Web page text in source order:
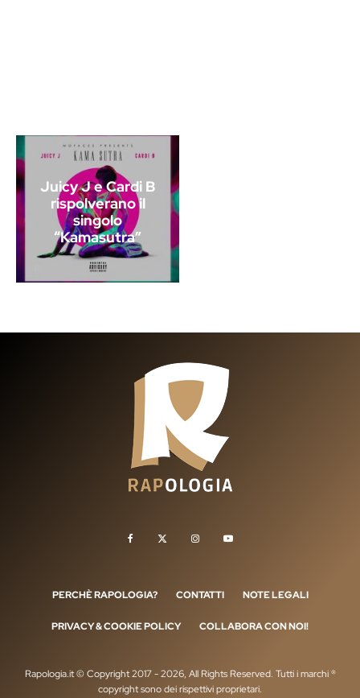
Juicy J e Cardi B
rispolverano il
singolo
“Kamasutra”
PERCHÈ RAPOLOGIA? CONTATTI NOTE LEGALI
PRIVACY & COOKIE POLICY COLLABORA CON NOI!
Rapologia.it © Copyright 2017 - 2026, All Rights Reserved. Tutti i marchi ®
copyright sono dei rispettivi proprietari.